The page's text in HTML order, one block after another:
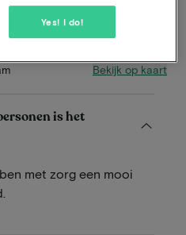
Bekijk op kaart
is het
met zorg een mooi
Yes! I do!